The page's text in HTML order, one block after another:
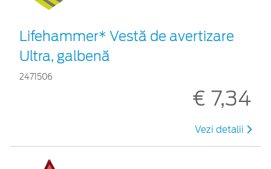
Lifehammer* Vestă de avertizare
Ultra, galbenă
2471506
€ 7,34
Vezi detalii